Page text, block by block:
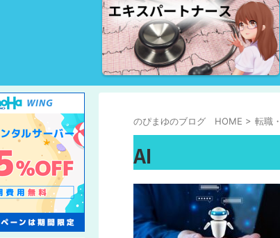
のぴまゆのブログ HOME > 転職
AI